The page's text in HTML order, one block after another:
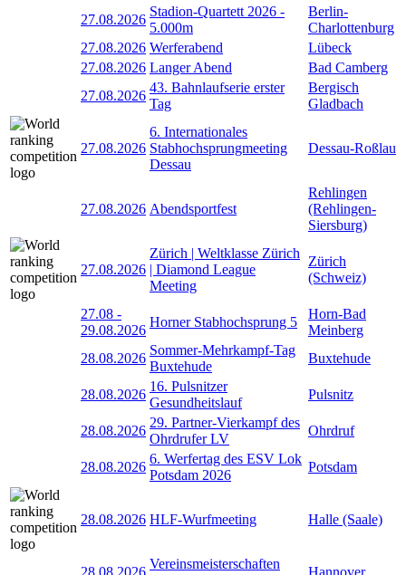
27.08.2026
Stadion-Quartett 2026 -
5.000m
Berlin-
Charlottenburg
27.08.2026 Werferabend
Lübeck
27.08.2026 Langer Abend
Bad Camberg
27.08.2026
43. Bahnlaufserie erster
Tag
Bergisch
Gladbach
27.08.2026
6. Internationales
Stabhochsprungmeeting
Dessau
Dessau-Roßlau
27.08.2026 Abendsportfest
Rehlingen
(Rehlingen-
Siersburg)
27.08.2026
Zürich | Weltklasse Zürich
| Diamond League
Meeting
Zürich
(Schweiz)
27.08 -
29.08.2026
Horner Stabhochsprung 5
Horn-Bad
Meinberg
28.08.2026
Sommer-Mehrkampf-Tag
Buxtehude
Buxtehude
28.08.2026
16. Pulsnitzer
Gesundheitslauf
Pulsnitz
28.08.2026
29. Partner-Vierkampf des
Ohrdrufer LV
Ohrdruf
28.08.2026
6. Werfertag des ESV Lok
Potsdam 2026
Potsdam
28.08.2026 HLF-Wurfmeeting Halle (Saale)
28.08.2026
Vereinsmeisterschaften
Hannover